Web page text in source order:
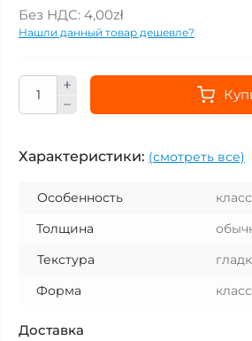
Без НДС: 4,00zł
Нашли данный товар дешевле?
Характеристики: (смотреть все)
Особенность
Толщина
Текстура
Форма
Доставка